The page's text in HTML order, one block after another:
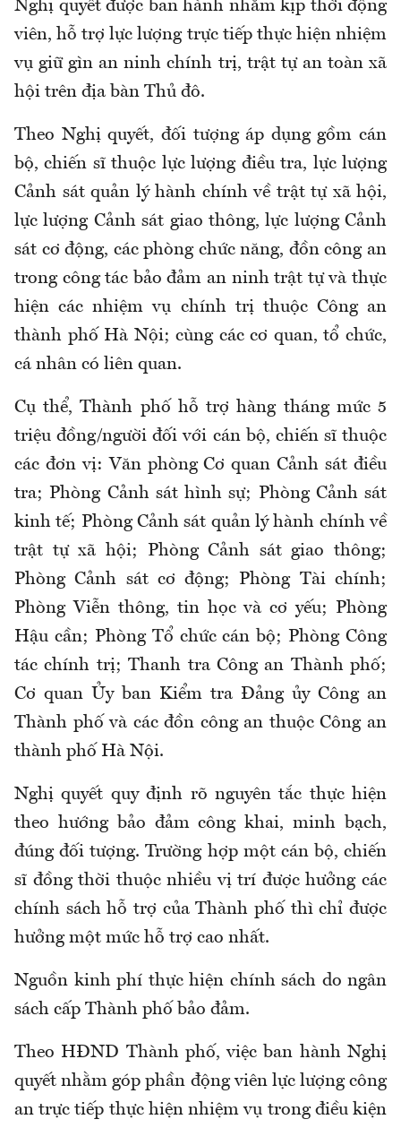
Nghị quyết được ban hành nhằm kịp thời động
viên, hỗ trợ lực lượng trực tiếp thực hiện nhiệm
vụ giữ gìn an ninh chính trị, trật tự an toàn xã
hội trên địa bàn Thủ đô.
Theo Nghị quyết, đối tượng áp dụng gồm cán
bộ, chiến sĩ thuộc lực lượng điều tra, lực lượng
Cảnh sát quản lý hành chính về trật tự xã hội,
lực lượng Cảnh sát giao thông, lực lượng Cảnh
sát cơ động, các phòng chức năng, đồn công an
trong công tác bảo đảm an ninh trật tự và thực
hiện các nhiệm vụ chính trị thuộc Công an
thành phố Hà Nội; cùng các cơ quan, tổ chức,
cá nhân có liên quan.
Cụ thể, Thành phố hỗ trợ hàng tháng mức 5
triệu đồng/người đối với cán bộ, chiến sĩ thuộc
các đơn vị: Văn phòng Cơ quan Cảnh sát điều
tra; Phòng Cảnh sát hình sự; Phòng Cảnh sát
kinh tế; Phòng Cảnh sát quản lý hành chính về
trật tự xã hội; Phòng Cảnh sát giao thông;
Phòng Cảnh sát cơ động; Phòng Tài chính;
Phòng Viễn thông, tin học và cơ yếu; Phòng
Hậu cần; Phòng Tổ chức cán bộ; Phòng Công
tác chính trị; Thanh tra Công an Thành phố;
Cơ quan Ủy ban Kiểm tra Đảng ủy Công an
Thành phố và các đồn công an thuộc Công an
thành phố Hà Nội.
Nghị quyết quy định rõ nguyên tắc thực hiện
theo hướng bảo đảm công khai, minh bạch,
đúng đối tượng. Trường hợp một cán bộ, chiến
sĩ đồng thời thuộc nhiều vị trí được hưởng các
chính sách hỗ trợ của Thành phố thì chỉ được
hưởng một mức hỗ trợ cao nhất.
Nguồn kinh phí thực hiện chính sách do ngân
sách cấp Thành phố bảo đảm.
Theo HĐND Thành phố, việc ban hành Nghị
quyết nhằm góp phần động viên lực lượng công
an trực tiếp thực hiện nhiệm vụ trong điều kiện